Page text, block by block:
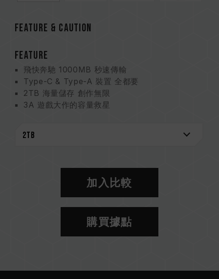
FEATURE & CAUTION
FEATURE
飛快奔馳 1000MB 秒速傳輸
Type-C & Type-A 裝置 全都要
2TB 海量儲存 創作無限
3A 遊戲大作的容量救星
五年保固 品質保證
加入比較
購買據點